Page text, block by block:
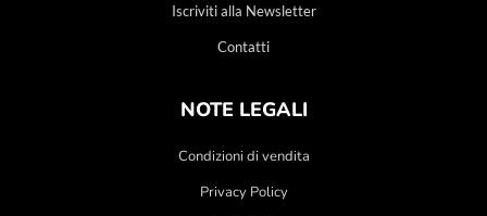
Iscriviti alla Newsletter
Contatti
NOTE LEGALI
Condizioni di vendita
Privacy Policy